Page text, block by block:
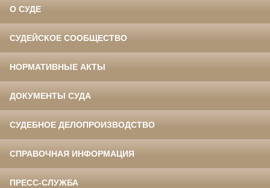
О СУДЕ
СУДЕЙСКОЕ СООБЩЕСТВО
НОРМАТИВНЫЕ АКТЫ
ДОКУМЕНТЫ СУДА
СУДЕБНОЕ ДЕЛОПРОИЗВОДСТВО
СПРАВОЧНАЯ ИНФОРМАЦИЯ
ПРЕСС-СЛУЖБА